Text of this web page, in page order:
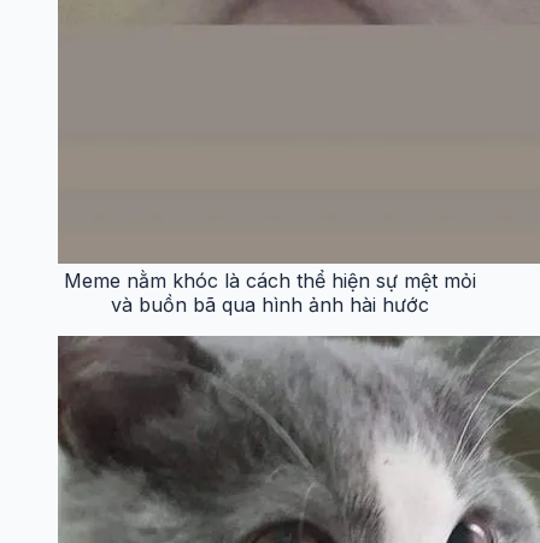
Meme nằm khóc là cách thể hiện sự mệt mỏi
và buồn bã qua hình ảnh hài hước